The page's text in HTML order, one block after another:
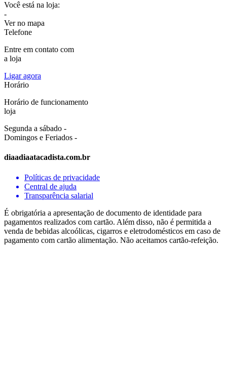
Você está na loja:
-
Ver no mapa
Telefone
Entre em contato com
a loja
Ligar agora
Horário
Horário de funcionamento
loja
Segunda a sábado -
Domingos e Feriados -
diaadiaatacadista.com.br
Políticas de privacidade
Central de ajuda
Transparência salarial
É obrigatória a apresentação de documento de identidade para
pagamentos realizados com cartão. Além disso, não é permitida a
venda de bebidas alcoólicas, cigarros e eletrodomésticos em caso de
pagamento com cartão alimentação. Não aceitamos cartão-refeição.